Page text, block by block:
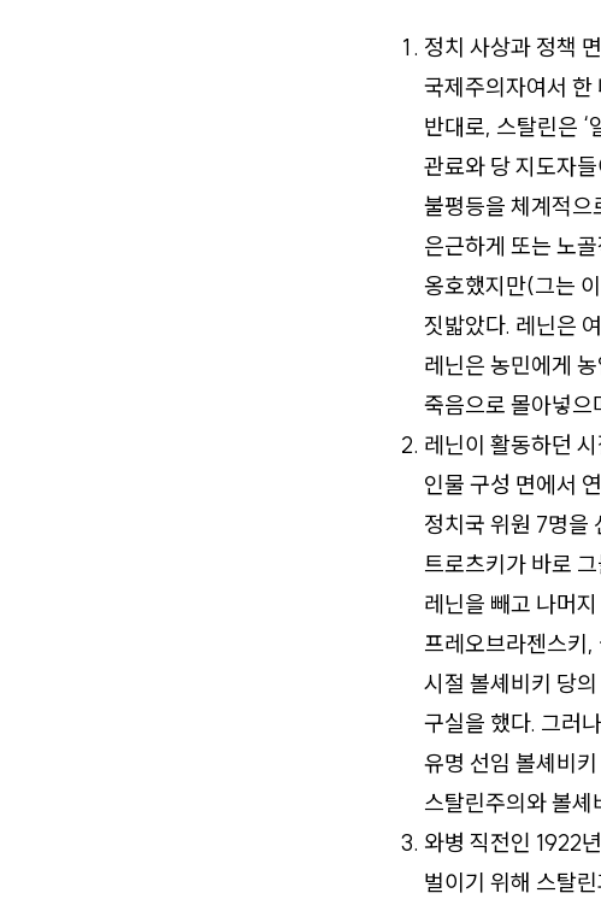
정치 사상과 정책
국제주의자여서 한
반대로, 스탈린은
관료와 당 지도자
불평등을 체계적으
은근하게 또는 노
옹호했지만(그는
짓밟았다. 레닌은
레닌은 농민에게
죽음으로 몰아넣으
레닌이 활동하던
인물 구성 면에서
정치국 위원 7명을
트로츠키가 바로
레닌을 빼고 나머
프레오브라젠스키
시절 볼셰비키 당
구실을 했다. 그러
유명 선임 볼셰비
스탈린주의와 볼셰
와병 직전인 1922
벌이기 위해 스탈